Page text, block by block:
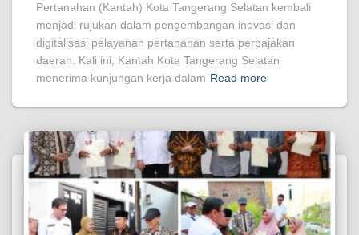
Pertanahan (Kantah) Kota Tangerang Selatan kembali
menjadi rujukan dalam pengembangan inovasi dan
digitalisasi pelayanan pertanahan serta perpajakan
daerah. Kali ini, Kantah Kota Tangerang Selatan
menerima kunjungan kerja dalam Read more